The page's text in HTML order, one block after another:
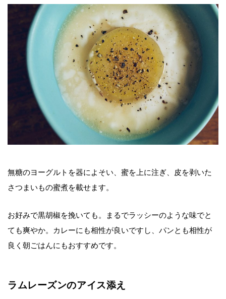
無糖のヨーグルトを器によそい、蜜を上に注ぎ、皮を剥いた
さつまいもの蜜煮を載せます。
お好みで黒胡椒を挽いても。まるでラッシーのような味でと
ても爽やか。カレーにも相性が良いですし、パンとも相性が
良く朝ごはんにもおすすめです。
ラムレーズンのアイス添え